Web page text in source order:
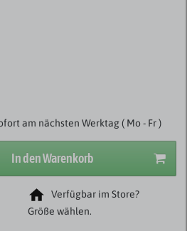
am nächsten Werktag ( Mo - Fr )
In den Warenkorb
Verfügbar im Store?
Größe wählen.